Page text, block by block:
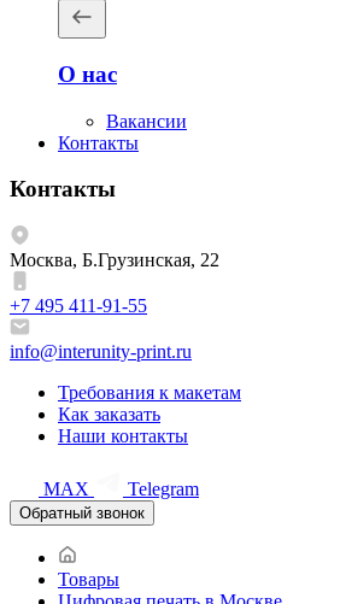
О нас
Вакансии
Контакты
Контакты
Москва, Б.Грузинская, 22
+7 495 411-91-55
info@interunity-print.ru
Требования к макетам
Как заказать
Наши контакты
MAX Telegram
Обратный звонок
Товары